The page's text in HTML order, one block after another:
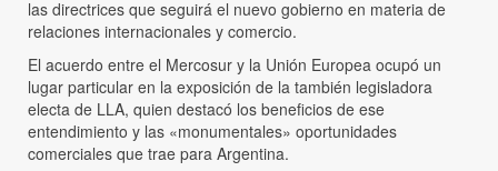
las directrices que seguirá el nuevo gobierno en materia de
relaciones internacionales y comercio.
El acuerdo entre el Mercosur y la Unión Europea ocupó un
lugar particular en la exposición de la también legisladora
electa de LLA, quien destacó los beneficios de ese
entendimiento y las «monumentales» oportunidades
comerciales que trae para Argentina.